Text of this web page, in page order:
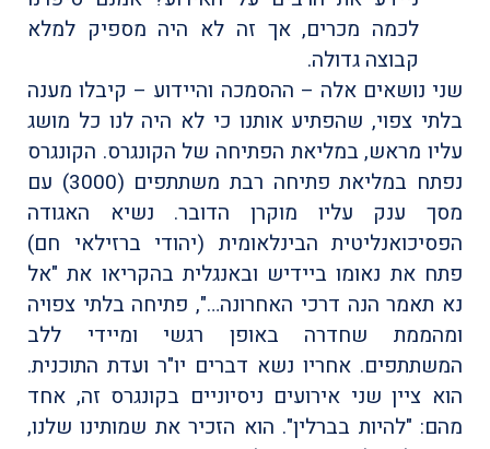
לכמה מכרים, אך זה לא היה מספיק למלא
קבוצה גדולה.
שני נושאים אלה – ההסמכה והיידוע – קיבלו מענה
בלתי צפוי, שהפתיע אותנו כי לא היה לנו כל מושג
עליו מראש, במליאת הפתיחה של הקונגרס. הקונגרס
נפתח במליאת פתיחה רבת משתתפים (3000) עם
מסך ענק עליו מוקרן הדובר. נשיא האגודה
הפסיכואנליטית הבינלאומית (יהודי ברזילאי חם)
פתח את נאומו ביידיש ובאנגלית בהקריאו את "אל
נא תאמר הנה דרכי האחרונה…", פתיחה בלתי צפויה
ומהממת שחדרה באופן רגשי ומיידי ללב
המשתתפים. אחריו נשא דברים יו"ר ועדת התוכנית.
הוא ציין שני אירועים ניסיוניים בקונגרס זה, אחד
מהם: "להיות בברלין". הוא הזכיר את שמותינו שלנו,